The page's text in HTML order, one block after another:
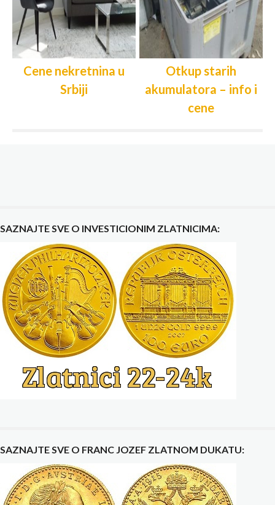
Cene nekretnina u
Srbiji
Otkup starih
akumulatora – info i
cene
SAZNAJTE SVE O INVESTICIONIM ZLATNICIMA:
SAZNAJTE SVE O FRANC JOZEF ZLATNOM DUKATU: